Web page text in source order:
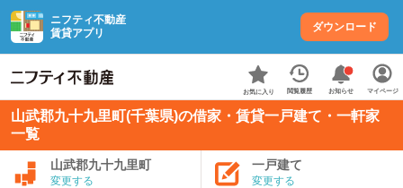
ニフティ不動産
賃貸アプリ
ダウンロード
お気に入り 閲覧履歴 お知らせ マイページ
山武郡九十九里町(千葉県)の借家・賃貸一戸建て・一軒家
一覧
山武郡九十九里町
変更する
一戸建て
変更する